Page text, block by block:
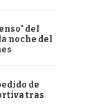
del
noche del
de
tras